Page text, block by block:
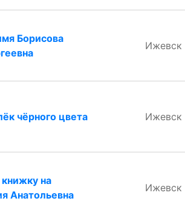
Борисова
Ижевск
чёрного цвета Ижевск
на
Анатольевна
Ижевск